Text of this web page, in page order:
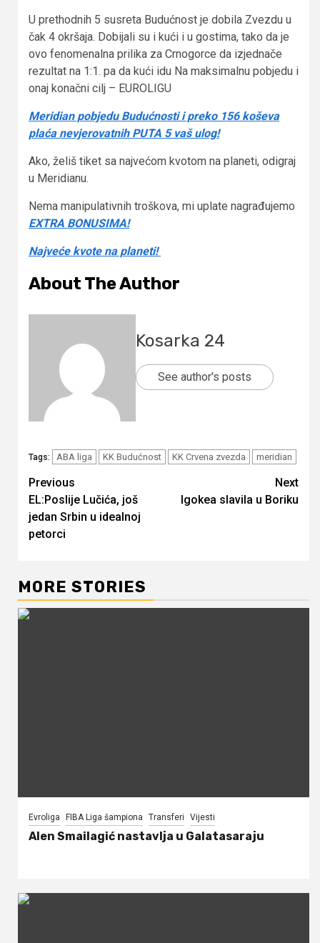
U prethodnih 5 susreta Budućnost je dobila Zvezdu u
čak 4 okršaja. Dobijali su i kući i u gostima, tako da je
ovo fenomenalna prilika za Crnogorce da izjednače
rezultat na 1:1. pa da kući idu Na maksimalnu pobjedu i
onaj konačni cilj – EUROLIGU
Meridian pobjedu Budućnosti i preko 156 koševa
plaća nevjerovatnih PUTA 5 vaš ulog!
Ako, želiš tiket sa najvećom kvotom na planeti, odigraj
u Meridianu.
Nema manipulativnih troškova, mi uplate nagrađujemo
EXTRA BONUSIMA!
Najveće kvote na planeti!
About The Author
Kosarka 24
See author's posts
Tags: ABA liga KK Budućnost KK Crvena zvezda meridian
Continue
Reading
Previous
EL:Poslije Lučića, još
jedan Srbin u idealnoj
petorci
Next
Igokea slavila u Boriku
MORE STORIES
Evroliga FIBA Liga šampiona Transferi Vijesti
Alen Smailagić nastavlja u Galatasaraju